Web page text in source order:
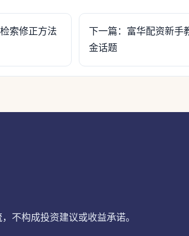
索修正方法
下一篇：富华配资新手
金话题
不构成投资建议或收益承诺。